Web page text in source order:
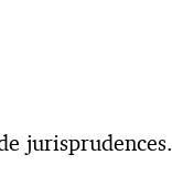
jurisprudences.